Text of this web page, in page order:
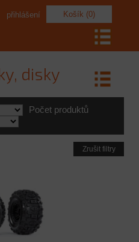
Košík (0)
přihlášení
disky
Počet produktů
Zrušit filtry